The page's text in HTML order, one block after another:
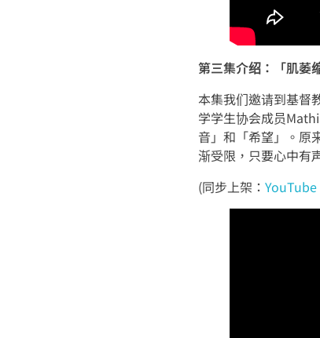
第三集介绍：「肌萎
本集我们邀请到基督
学学生协会成员
音」和「希望」。原
渐受限，只要心中有
(同步上架： YouTube